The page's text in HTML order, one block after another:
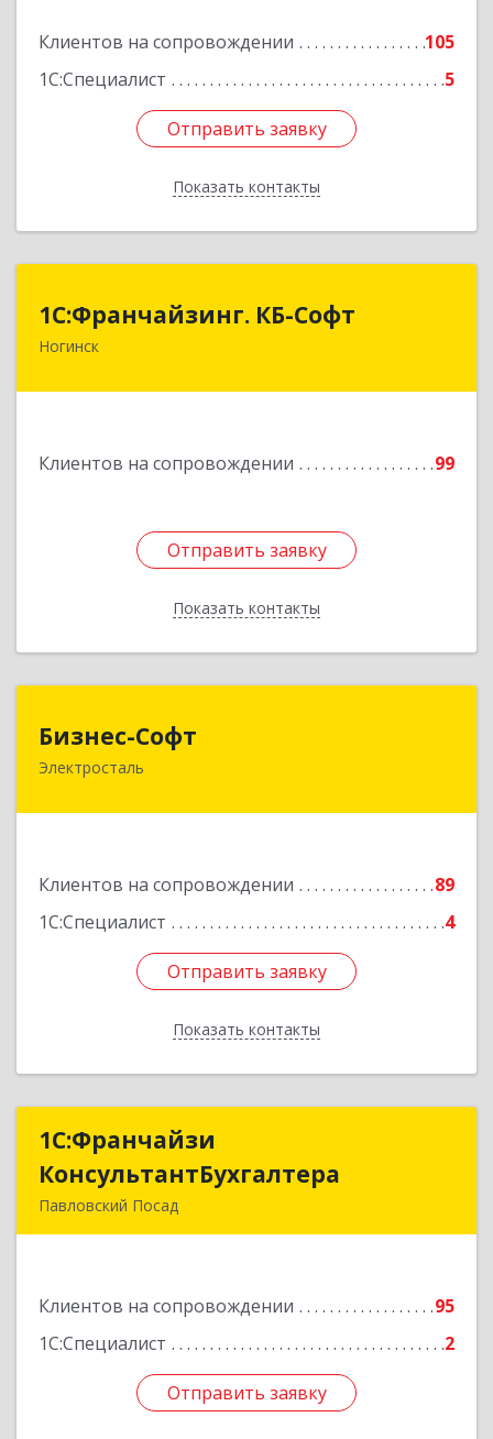
Клиентов на сопровождении
105
1С:Специалист
5
Отправить заявку
Показать контакты
Отправить заявку
Назад
1С:Франчайзинг. КБ-Софт
Ногинск
Клиентов на сопровождении 99
Отправить заявку
Показать контакты
1С:Франчайзинг. КБ-Софт
142400, Московская обл, г.о Богородский,
Подробнее
Отправить заявку
Назад
Бизнес-Софт
Электросталь
Клиентов на сопровождении
89
1С:Специалист
4
Отправить заявку
Показать контакты
144000, Московская обл, Электросталь г, Карла
Отправить заявку
Назад
1С:Франчайзи
КонсультантБухгалтера
Павловский Посад
Клиентов на сопровождении
95
1С:Специалист
2
Отправить заявку
КонсультантБухгалтера
Подробнее
Отправить заявку